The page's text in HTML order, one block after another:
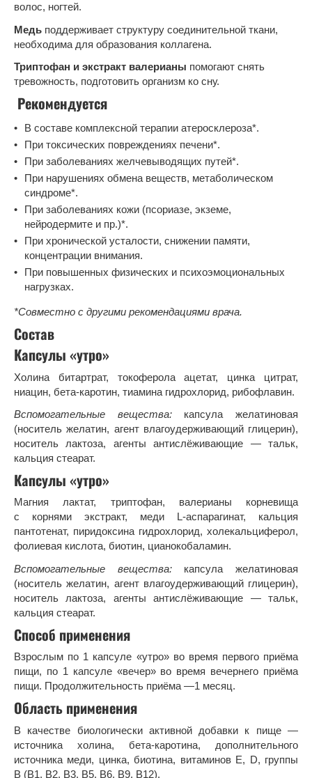
волос, ногтей.
Медь поддерживает структуру соединительной ткани,
необходима для образования коллагена.
Триптофан и экстракт валерианы помогают снять
тревожность, подготовить организм ко сну.
Рекомендуется
В составе комплексной терапии атеросклероза*.
При токсических повреждениях печени*.
При заболеваниях желчевыводящих путей*.
При нарушениях обмена веществ, метаболическом
синдроме*.
При заболеваниях кожи (псориазе, экземе,
нейродермите и пр.)*.
При хронической усталости, снижении памяти,
концентрации внимания.
При повышенных физических и психоэмоциональных
нагрузках.
*Совместно с другими рекомендациями врача.
Состав
Капсулы «утро»
Холина битартрат, токоферола ацетат, цинка цитрат,
ниацин, бета-каротин, тиамина гидрохлорид, рибофлавин.
Вспомогательные вещества:капсула желатиновая
(носитель желатин, агент влагоудерживающий глицерин),
носитель лактоза, агенты антислёживающие — тальк,
кальция стеарат.
Капсулы «утро»
Магния лактат, триптофан, валерианы корневища
с корнями экстракт, меди L-аспарагинат, кальция
пантотенат, пиридоксина гидрохлорид, холекальциферол,
фолиевая кислота, биотин, цианокобаламин.
Вспомогательные вещества:капсула желатиновая
(носитель желатин, агент влагоудерживающий глицерин),
носитель лактоза, агенты антислёживающие — тальк,
кальция стеарат.
Способ применения
Взрослым по 1 капсуле «утро» во время первого приёма
пищи, по 1 капсуле «вечер» во время вечернего приёма
пищи. Продолжительность приёма —1 месяц.
Область применения
В качестве биологически активной добавки к пище —
источника холина, бета-каротина, дополнительного
источника меди, цинка, биотина, витаминов Е, D, группы
В (В1, В2, В3, В5, В6, В9, В12).